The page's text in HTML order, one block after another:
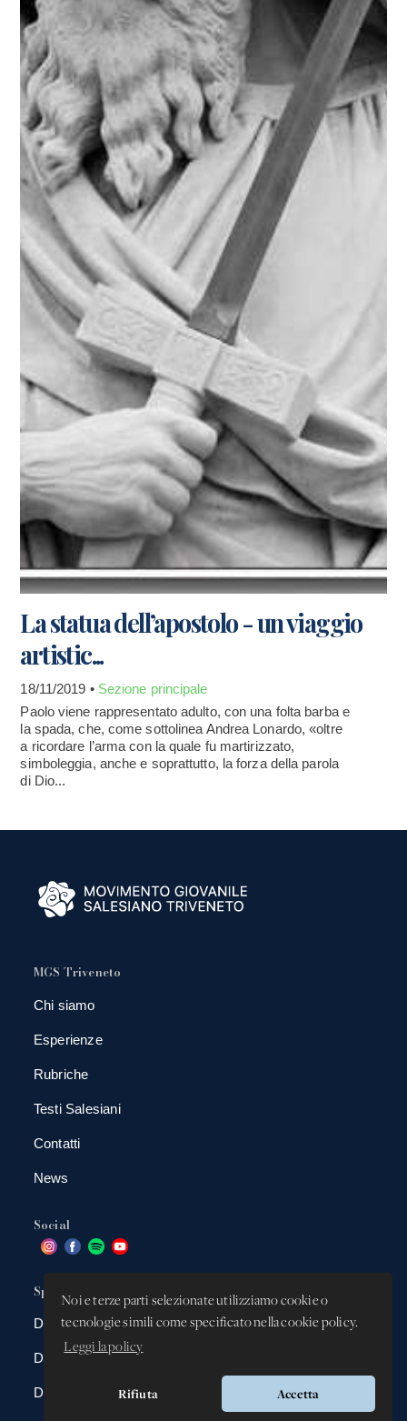
Noi e terze parti selezionate utilizziamo cookie o
tecnologie simili come specificato nella cookie policy.
Leggi la policy
Rifiuta Accetta
La statua dell’apostolo - un viaggio
artistic...
18/11/2019 • Sezione principale
Paolo viene rappresentato adulto, con una folta barba e
la spada, che, come sottolinea Andrea Lonardo, «oltre
a ricordare l’arma con la quale fu martirizzato,
simboleggia, anche e soprattutto, la forza della parola
di Dio...
MGS Triveneto
Chi siamo
Esperienze
Rubriche
Testi Salesiani
Contatti
News
Social
Spazio app
DBAnima
DBContest
DBDrive